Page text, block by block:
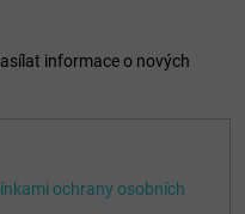
informace o nových
ochrany osobních